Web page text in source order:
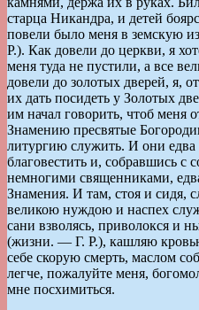
старца Никандра, и детей
повели было меня в земскую
Р.). Как довели до церкви, я
меня туда не пустили, а все
довели до золотых дверей, я,
их дать посидеть у Золотых
им начал говорить, чтоб меня
Знамению пресвятые
литургию служить. И они
благовестить и, собравшись с
немногими священниками,
Знамения. И там, стоя и сидя,
великою нуждою и наспех
сани взволясь, приволокся и
(жизни. — Г. Р.), кашляю
себе скорую смерть, маслом
легче, пожалуйте меня,
мне посхимиться.